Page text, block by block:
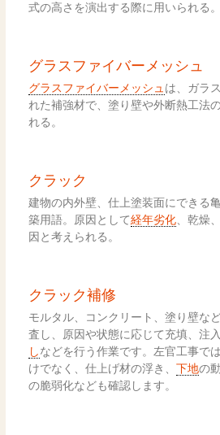
式の高さを演出する際に用いられる。
グラスファイバーメッシュ
グラスファイバーメッシュ は、ガラ
れた補強材で、塗り壁や外断熱工法
れる。
クラック
建物の内外壁、仕上塗装面にできる
築用語。原因として経年劣化、乾燥
因と考えられる。
クラック補修
モルタル、コンクリート、塗り壁な
査し、原因や状態に応じて充填、注
しなどを行う作業です。左官工事で
けでなく、仕上げ材の浮き、 下地の
の脆弱化なども確認します。